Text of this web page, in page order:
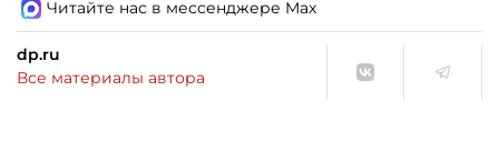
Читайте нас в мессенджере Max
dp.ru
Все материалы автора